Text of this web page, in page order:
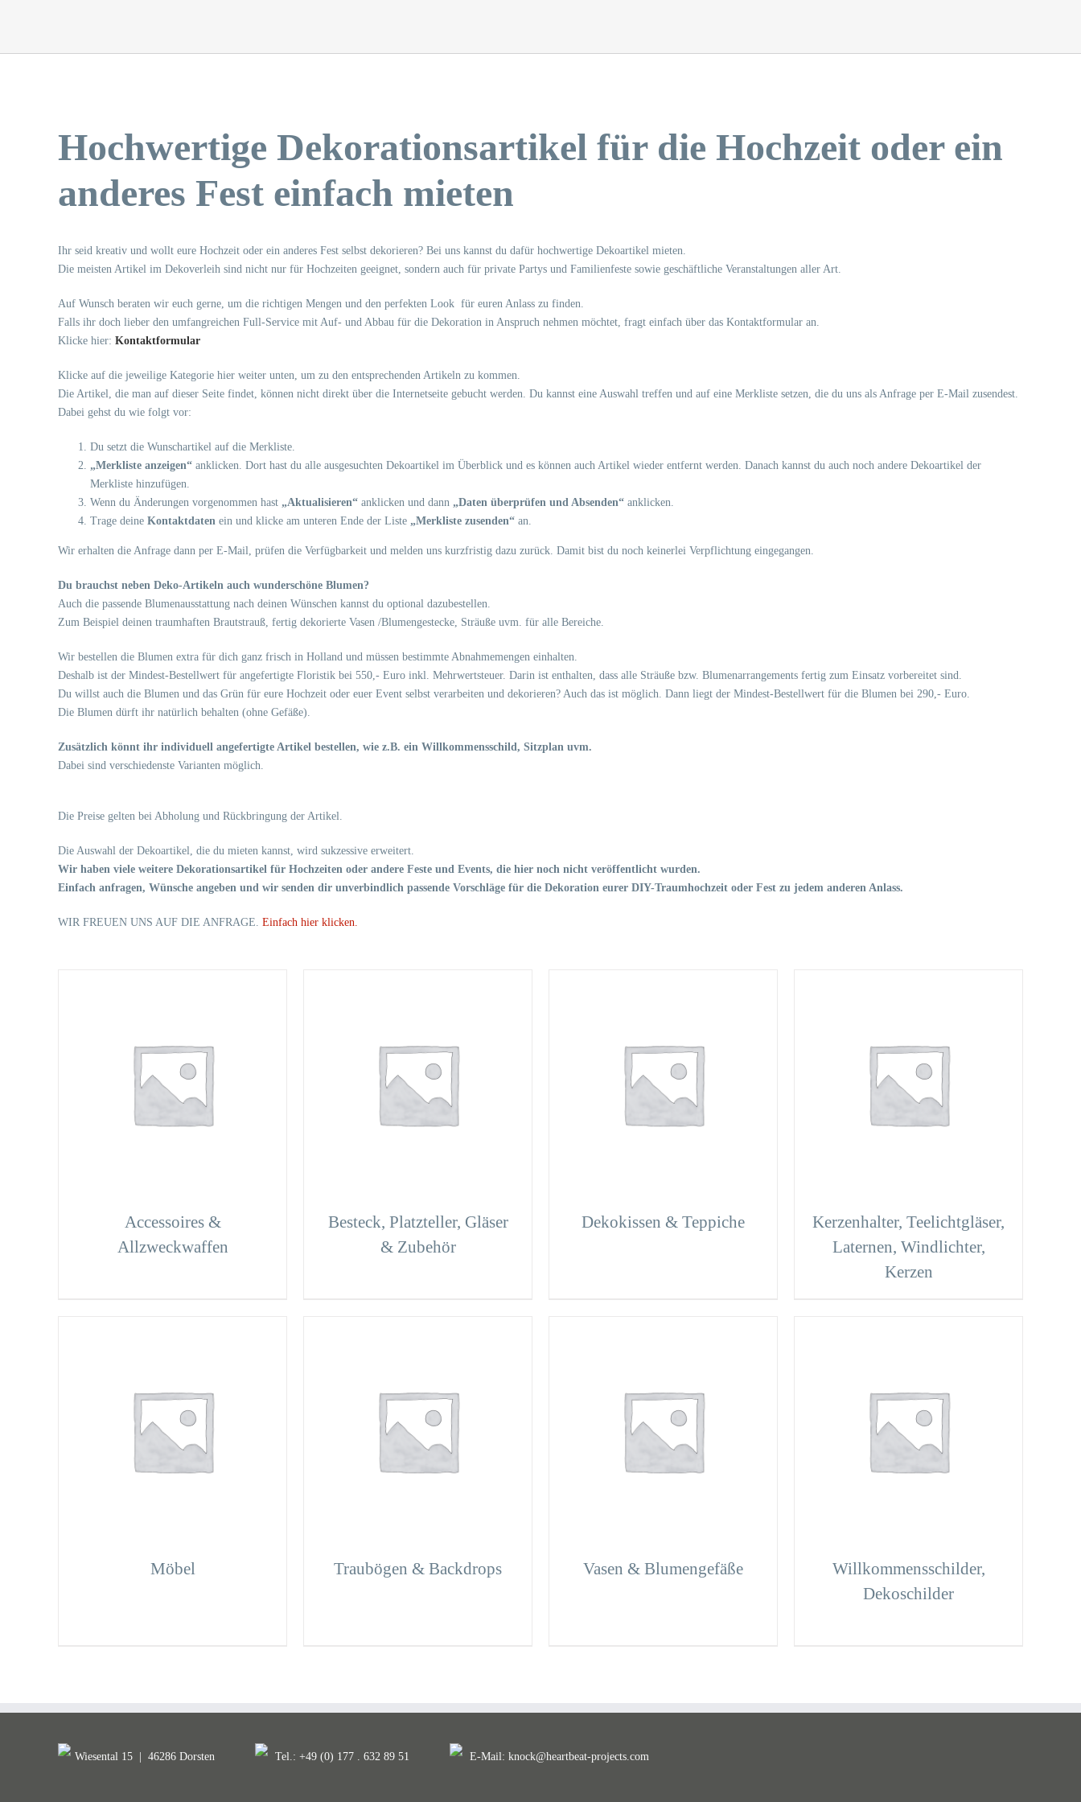
Hochwertige Dekorationsartikel für die Hochzeit oder ein
anderes Fest einfach mieten
Ihr seid kreativ und wollt eure Hochzeit oder ein anderes Fest selbst dekorieren? Bei uns kannst du dafür hochwertige Dekoartikel mieten.
Die meisten Artikel im Dekoverleih sind nicht nur für Hochzeiten geeignet, sondern auch für private Partys und Familienfeste sowie geschäftliche Veranstaltungen aller Art.
Auf Wunsch beraten wir euch gerne, um die richtigen Mengen und den perfekten Look für euren Anlass zu finden.
Falls ihr doch lieber den umfangreichen Full-Service mit Auf- und Abbau für die Dekoration in Anspruch nehmen möchtet, fragt einfach über das Kontaktformular an.
Klicke hier: Kontaktformular
Klicke auf die jeweilige Kategorie hier weiter unten, um zu den entsprechenden Artikeln zu kommen.
Die Artikel, die man auf dieser Seite findet, können nicht direkt über die Internetseite gebucht werden. Du kannst eine Auswahl treffen und auf eine Merkliste setzen, die du uns als Anfrage per E-Mail zusendest.
Dabei gehst du wie folgt vor:
Du setzt die Wunschartikel auf die Merkliste.
„Merkliste anzeigen“ anklicken. Dort hast du alle ausgesuchten Dekoartikel im Überblick und es können auch Artikel wieder entfernt werden. Danach kannst du auch noch andere Dekoartikel der
Merkliste hinzufügen.
Wenn du Änderungen vorgenommen hast „Aktualisieren“ anklicken und dann „Daten überprüfen und Absenden“ anklicken.
Trage deine Kontaktdaten ein und klicke am unteren Ende der Liste „Merkliste zusenden“ an.
Wir erhalten die Anfrage dann per E-Mail, prüfen die Verfügbarkeit und melden uns kurzfristig dazu zurück. Damit bist du noch keinerlei Verpflichtung eingegangen.
Du brauchst neben Deko-Artikeln auch wunderschöne Blumen?
Auch die passende Blumenausstattung nach deinen Wünschen kannst du optional dazubestellen.
Zum Beispiel deinen traumhaften Brautstrauß, fertig dekorierte Vasen /Blumengestecke, Sträuße uvm. für alle Bereiche.
Wir bestellen die Blumen extra für dich ganz frisch in Holland und müssen bestimmte Abnahmemengen einhalten.
Deshalb ist der Mindest-Bestellwert für angefertigte Floristik bei 550,- Euro inkl. Mehrwertsteuer. Darin ist enthalten, dass alle Sträuße bzw. Blumenarrangements fertig zum Einsatz vorbereitet sind.
Du willst auch die Blumen und das Grün für eure Hochzeit oder euer Event selbst verarbeiten und dekorieren? Auch das ist möglich. Dann liegt der Mindest-Bestellwert für die Blumen bei 290,- Euro.
Die Blumen dürft ihr natürlich behalten (ohne Gefäße).
Zusätzlich könnt ihr individuell angefertigte Artikel bestellen, wie z.B. ein Willkommensschild, Sitzplan uvm.
Dabei sind verschiedenste Varianten möglich.
Die Preise gelten bei Abholung und Rückbringung der Artikel.
Die Auswahl der Dekoartikel, die du mieten kannst, wird sukzessive erweitert.
Wir haben viele weitere Dekorationsartikel für Hochzeiten oder andere Feste und Events, die hier noch nicht veröffentlicht wurden.
Einfach anfragen, Wünsche angeben und wir senden dir unverbindlich passende Vorschläge für die Dekoration eurer DIY-Traumhochzeit oder Fest zu jedem anderen Anlass.
WIR FREUEN UNS AUF DIE ANFRAGE. Einfach hier klicken.
Accessoires &
Allzweckwaffen
Besteck, Platzteller, Gläser
& Zubehör
Dekokissen & Teppiche
Kerzenhalter, Teelichtgläser,
Laternen, Windlichter,
Kerzen
Möbel Traubögen & Backdrops Vasen & Blumengefäße
Willkommensschilder,
Dekoschilder
Wiesental 15 46286 Dorsten Tel.: +49 (0) 177 . 632 89 51 E-Mail: knock@heartbeat-projects.com